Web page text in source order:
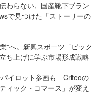
わらない。国産靴下ブラン
で見つけた「ストーリーの
”へ。新興スポーツ「ピック
ち上げに学ぶ市場形成戦略
イロット参画も Criteoの
ィック・コマース」が変え